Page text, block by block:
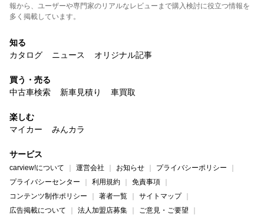
報から、ユーザーや専門家のリアルなレビューまで購入検討に役立つ情報を
多く掲載しています。
知る
カタログ
ニュース オリジナル記事
買う・売る
中古車検索
新車見積り 車買取
楽しむ
マイカー
みんカラ
サービス
carview!について 運営会社 お知らせ
プライバシーポリシー
プライバシーセンター
利用規約
免責事項
コンテンツ制作ポリシー
著者一覧
サイトマップ
広告掲載について
法人加盟店募集 ご意見・ご要望